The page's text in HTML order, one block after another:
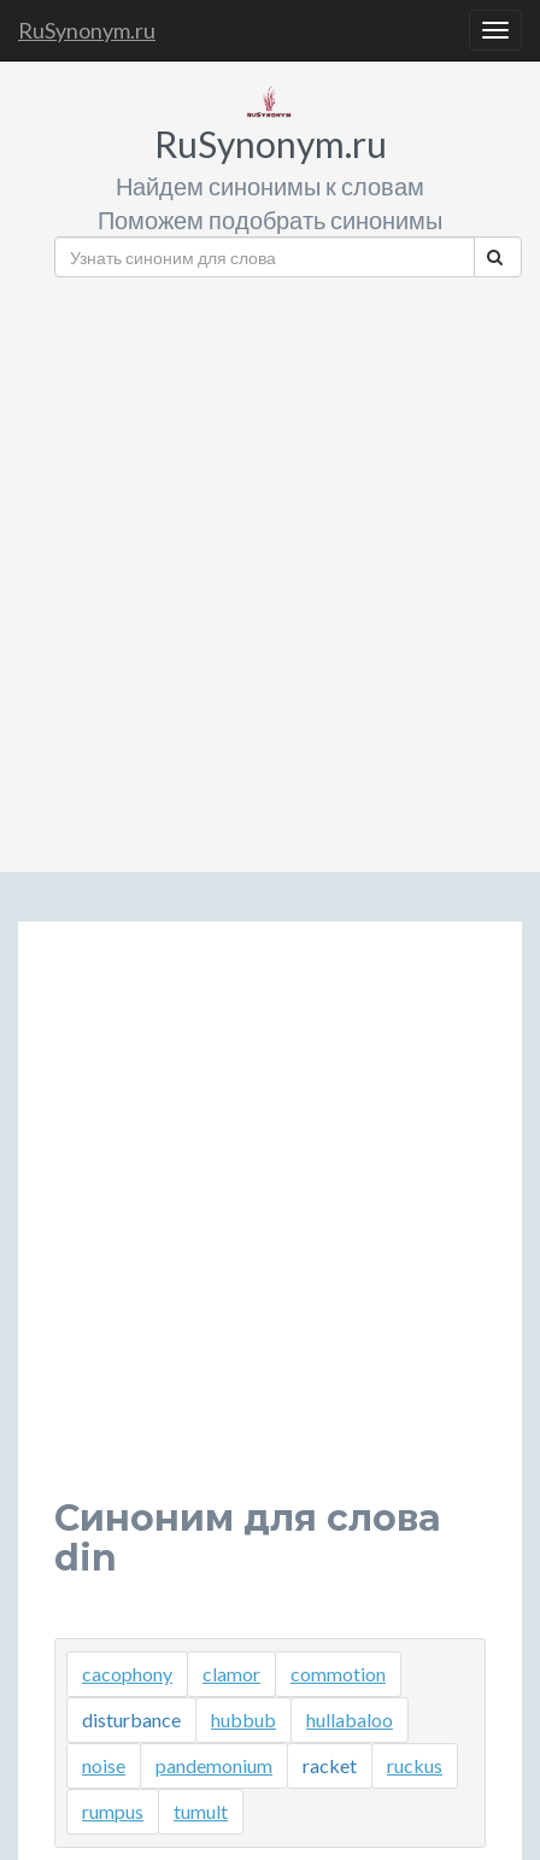
RuSynonym.ru
RuSynonym.ru
Найдем синонимы к словам
Поможем подобрать синонимы
Синоним для слова
din
cacophony clamor
commotion
disturbance
hubbub
hullabaloo
noise
pandemonium racket
ruckus
rumpus
tumult